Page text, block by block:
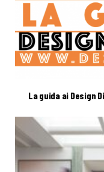
La guida ai Design